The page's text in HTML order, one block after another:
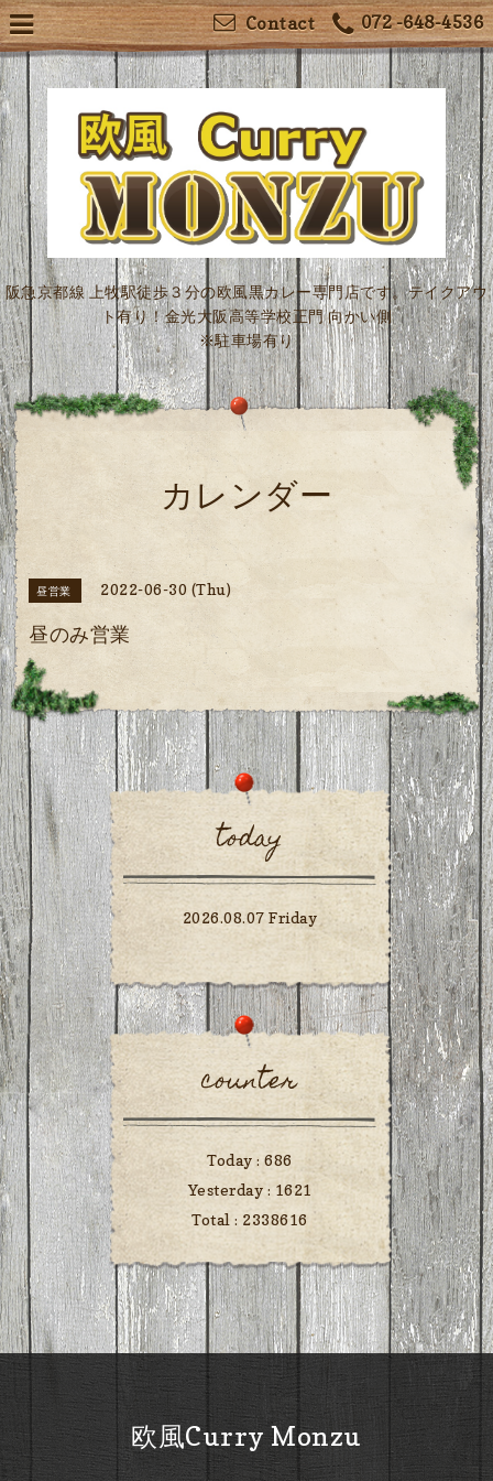
072 -648-4536
Contact
阪急京都線 上牧駅徒歩３分の欧風黒カレー専門店です。テイクアウ
ト有り！金光大阪高等学校正門 向かい側
※駐車場有り
カレンダー
昼営業 2022-06-30 (Thu)
昼のみ営業
today
2026.08.07 Friday
counter
Today :686
Yesterday : 1621
Total : 2338616
欧風Curry Monzu